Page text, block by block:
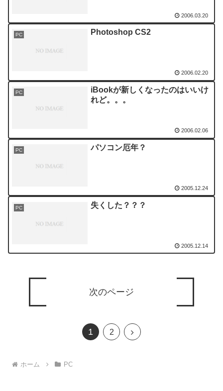
2006.03.20
PC Photoshop CS2
2006.02.20
PC
iBookが新しくなったのはいいけ
れど。。。
2006.02.06
PC パソコン厄年？
2005.12.24
PC 失くした？？？
2005.12.14
次のページ
1 2
次
ホーム PC